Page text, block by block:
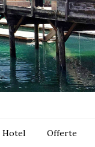
Hotel Offerte